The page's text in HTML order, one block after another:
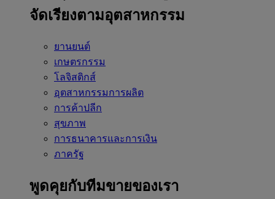
จัดเรียงตามอุตสาหกรรม
ยานยนต์
เกษตรกรรม
โลจิสติกส์
อุตสาหกรรมการผลิต
การค้าปลีก
สุขภาพ
การธนาคารและการเงิน
ภาครัฐ
พูดคุยกับทีมขายของเรา